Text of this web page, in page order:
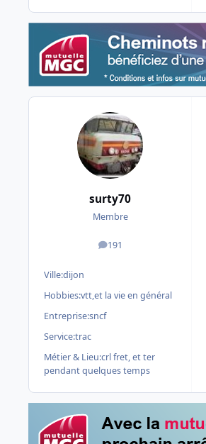
surty70
Membre
191
messages
Ville:dijon
Hobbies:vtt,et la vie en général
Entreprise:sncf
Service:trac
Métier & Lieu:crl fret, et ter
pendant quelques temps